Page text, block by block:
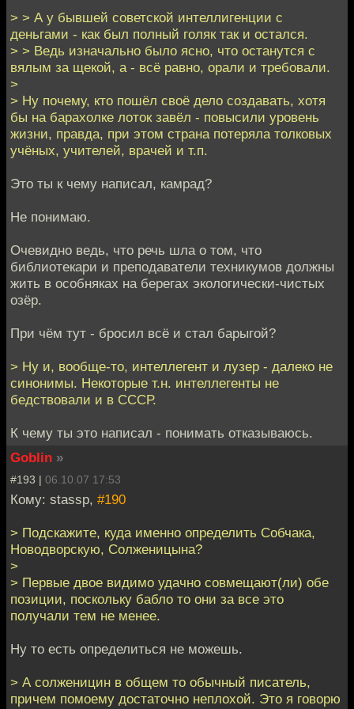
> > А у бывшей советской интеллигенции с
деньгами - как был полный голяк так и остался.
> > Ведь изначально было ясно, что останутся с
вялым за щекой, а - всё равно, орали и требовали.
>
> Ну почему, кто пошёл своё дело создавать, хотя
бы на барахолке лоток завёл - повысили уровень
жизни, правда, при этом страна потеряла толковых
учёных, учителей, врачей и т.п.
Это ты к чему написал, камрад?
Не понимаю.
Очевидно ведь, что речь шла о том, что
библиотекари и преподаватели техникумов должны
жить в особняках на берегах экологически-чистых
озёр.
При чём тут - бросил всё и стал барыгой?
> Ну и, вообще-то, интеллегент и лузер - далеко не
синонимы. Некоторые т.н. интеллегенты не
бедствовали и в СССР.
К чему ты это написал - понимать отказываюсь.
Goblin »
#193 | 06.10.07 17:53
Кому: stassp, #190
> Подскажите, куда именно определить Собчака,
Новодворскую, Солженицына?
>
> Первые двое видимо удачно совмещают(ли) обе
позиции, поскольку бабло то они за все это
получали тем не менее.
Ну то есть определиться не можешь.
> А солженицин в общем то обычный писатель,
причем помоему достаточно неплохой. Это я говорю